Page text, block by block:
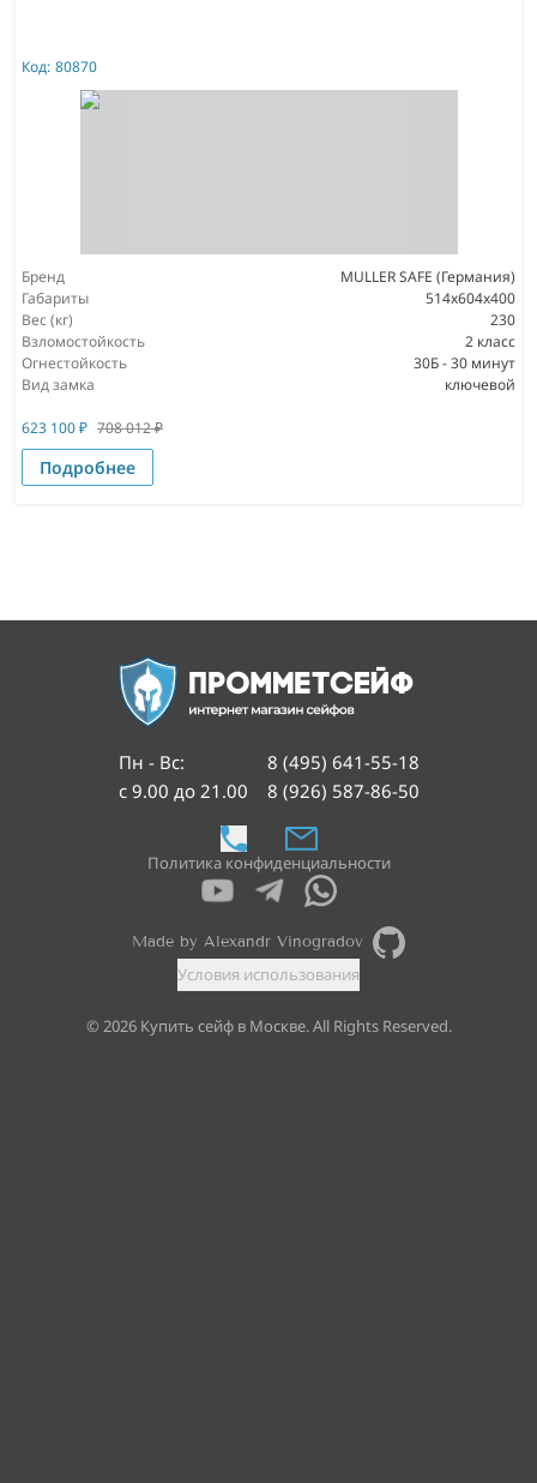
Код: 80870
Бренд
MULLER SAFE (Германия)
Габариты
514x604x400
Вес (кг)
230
Взломостойкость
2 класс
Огнестойкость
30Б - 30 минут
Вид замка
ключевой
623 100₽ 708 012₽
Подробнее
Пн - Вс:
с 9.00 до 21.00
8 (495) 641-55-18
8 (926) 587-86-50
Политика конфиденциальности
Условия использования
© 2026Купить сейф в Москве. All Rights Reserved.
Made by Alexandr Vinogradov